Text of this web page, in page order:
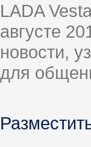
LADA
августе
новости,
для